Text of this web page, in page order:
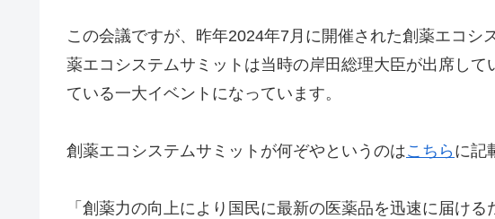
この会議ですが、昨年2024年7月に開催された創薬エコシ
薬エコシステムサミットは当時の岸田総理大臣が出席し
ている一大イベントになっています。
創薬エコシステムサミットが何ぞやというのはこちら に記
「創薬力の向上により国民に最新の医薬品を迅速に届け